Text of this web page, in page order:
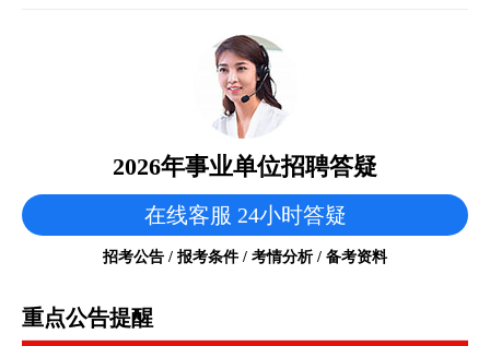
2026年事业单位招聘答疑
在线客服 24小时答疑
招考公告 / 报考条件 / 考情分析 / 备考资料
重点公告提醒